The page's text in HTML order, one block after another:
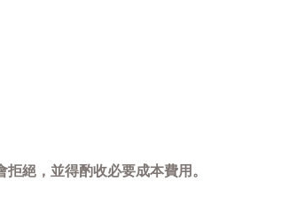
絕，並得酌收必要成本費用。